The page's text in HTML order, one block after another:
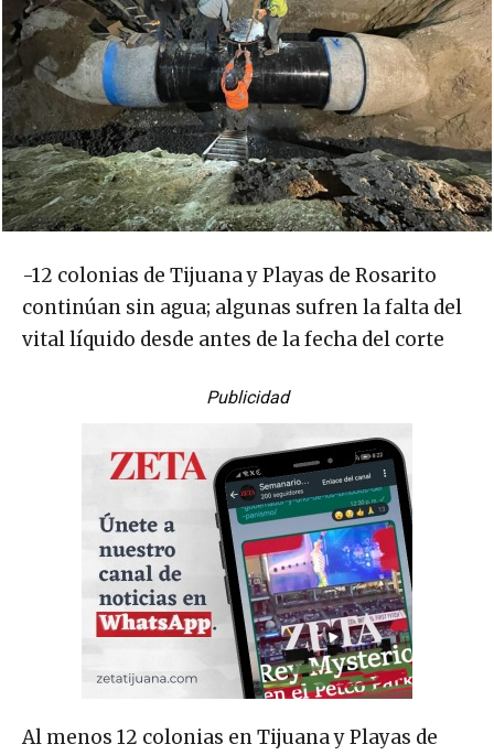
-12 colonias de Tijuana y Playas de Rosarito
continúan sin agua; algunas sufren la falta del
vital líquido desde antes de la fecha del corte
Publicidad
Al menos 12 colonias en Tijuana y Playas de